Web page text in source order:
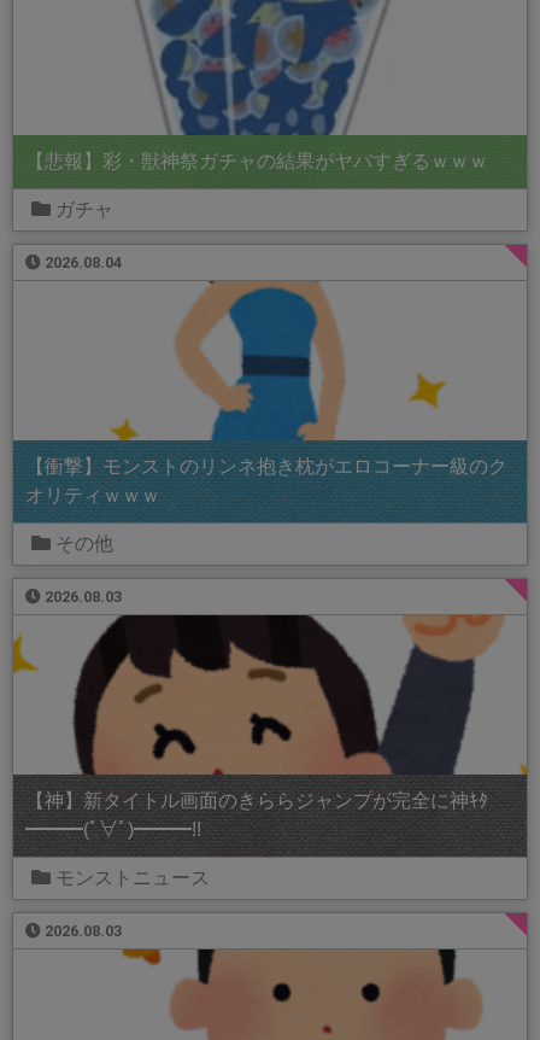
【悲報】彩・獣神祭ガチャの結果がヤバすぎるｗｗｗ
ガチャ
2026.08.04
【衝撃】モンストのリンネ抱き枕がエロコーナー級のク
オリティｗｗｗ
その他
2026.08.03
【神】新タイトル画面のきららジャンプが完全に神ｷﾀ
━━━(ﾟ∀ﾟ)━━━!!
モンストニュース
2026.08.03